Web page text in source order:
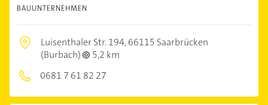
BAUUNTERNEHMEN
Luisenthaler Str. 194,66115 Saarbrücken
(Burbach)
5,2 km
0681 7 61 82 27